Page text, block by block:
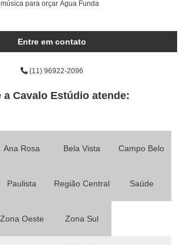
para orçar Água Funda
Entre em contato
(11) 96922-2096
a Cavalo Estúdio atende:
Ana Rosa Bela Vista Campo Belo
Paulista Região Central Saúde
Zona Oeste Zona Sul